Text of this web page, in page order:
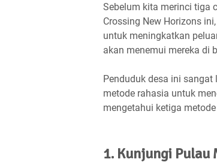
Sebelum kita merinci tiga
Crossing New Horizons
untuk meningkatkan
akan menemui mereka di
Penduduk desa ini
metode rahasia untuk
mengetahui ketiga
1. Kunjungi Pulau